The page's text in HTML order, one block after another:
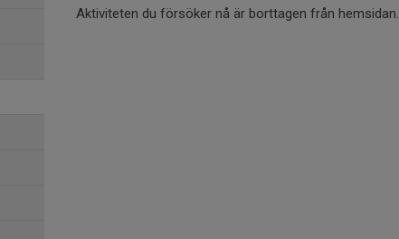
Aktiviteten du försöker nå är borttagen från hemsidan.